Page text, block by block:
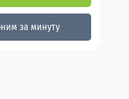
за минуту